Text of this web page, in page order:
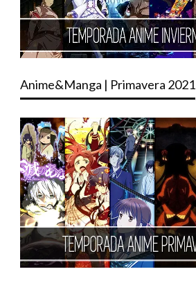
Anime&Manga | Primavera 2021